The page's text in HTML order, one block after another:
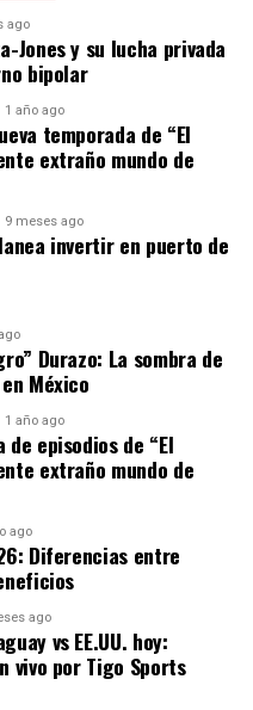
la decisión del
permitirá a la
de dólares en el
de centenares de
a
seguridad
un
creativo
de
podría tener
el futuro de TikTok en
tecnológicas
ago
Jones y su lucha privada
bipolar
1 año ago
temporada de “El
extraño mundo de
9 meses ago
invertir en puerto de
Durazo: La sombra de
México
1 año ago
de episodios de “El
extraño mundo de
ago
Diferencias entre
ago
vs EE.UU. hoy:
vivo por Tigo Sports